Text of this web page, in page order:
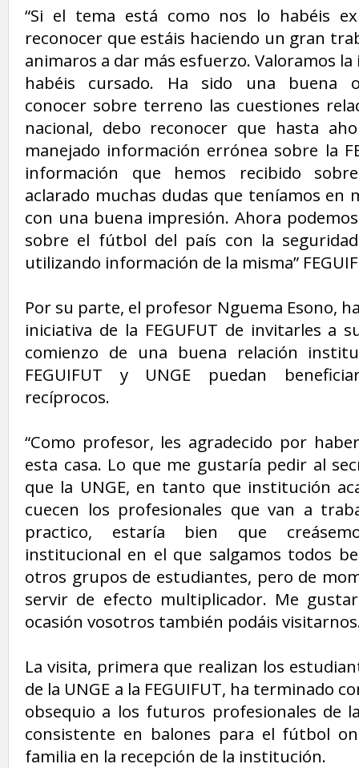
“Si el tema está como nos lo habéis
reconocer que estáis haciendo un gran
animaros a dar más esfuerzo. Valoramos
habéis cursado. Ha sido una buena
conocer sobre terreno las cuestiones
nacional, debo reconocer que hasta
manejado información errónea sobre la
información que hemos recibido
aclarado muchas dudas que teníamos en
con una buena impresión. Ahora
sobre el fútbol del país con la
utilizando información de la misma”
Por su parte, el profesor Nguema Esono,
iniciativa de la FEGUFUT de invitarles a
comienzo de una buena relación
FEGUIFUT y UNGE puedan
recíprocos.
“Como profesor, les agradecido por
esta casa. Lo que me gustaría pedir al
que la UNGE, en tanto que institución
cuecen los profesionales que van a
practico, estaría bien que
institucional en el que salgamos todos
otros grupos de estudiantes, pero de
servir de efecto multiplicador. Me
ocasión vosotros también podáis
La visita, primera que realizan los
de la UNGE a la FEGUIFUT, ha terminado
obsequio a los futuros profesionales de
consistente en balones para el fútbol
familia en la recepción de la institución.